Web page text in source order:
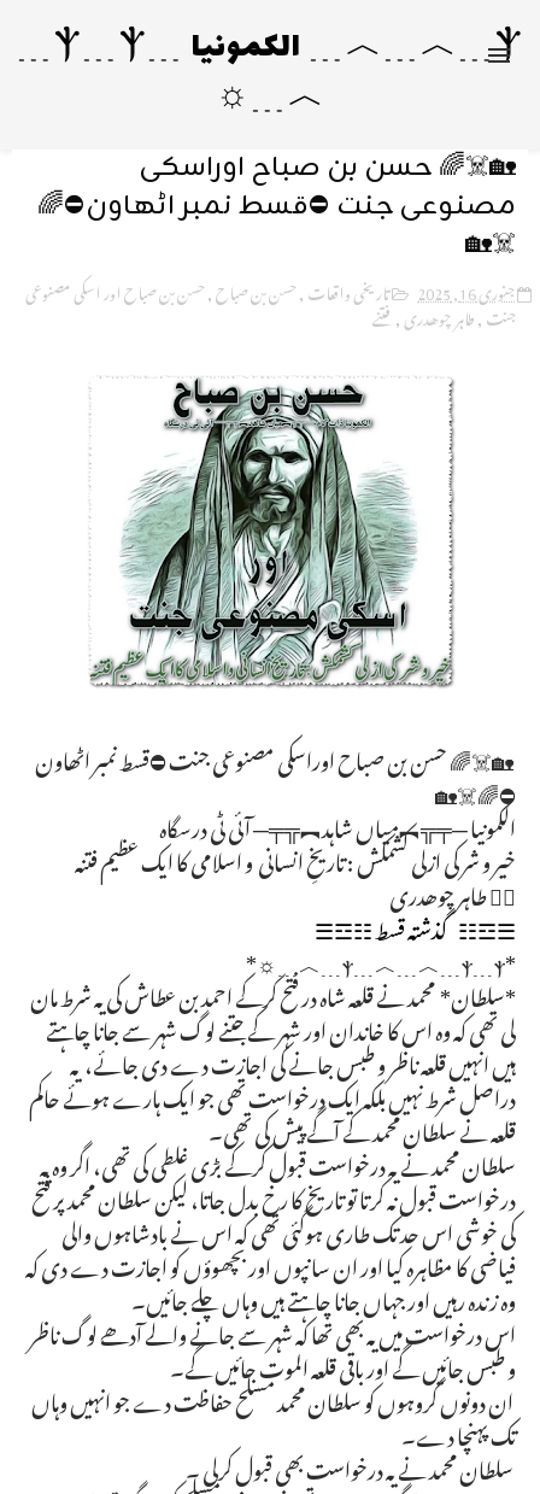
Ⲯ﹍︿﹍︿﹍ الکمونیا ﹍Ⲯ﹍Ⲯ﹍
︿﹍☼
🏡☠️🌈 حسن بن صباح اوراسکی
مصنوعی جنت ⛔قسط نمبر اٹھاون⛔🌈
☠️🏡
جنوری 16, 2025 تاریخی واقعات,حسن بن صباح,حسن بن صباح اور اسکی مصنوعی
جنت,طاہر چوھدری,فتنے
🏡☠️🌈 حسن بن صباح اوراسکی مصنوعی جنت ⛔قسط نمبر اٹھاون
⛔🌈☠️🏡
الکمونیا ─╤╦︻میاں شاہد︻╦╤─ آئی ٹی درسگاہ
خیر و شر کی ازلی کشمکش : تاریخِ انسانی و اسلامی کا ایک عظیم فتنہ
✍🏻 طاہر چوھدری
☰☲☷ گذشتہ قسط ☷☲☰
*ⲯ﹍︿﹍︿﹍ⲯ﹍ⲯ﹍︿﹍☼*
*سلطان* محمد نے قلعہ شاہ در فتح کرکے احمد بن عطاش کی یہ شرط مان
لی تھی کہ وہ اس کا خاندان اور شہر کے جتنے لوگ شہر سے جانا چاہتے
ہیں انہیں قلعہ ناظر و طبس جانے کی اجازت دے دی جائے، یہ
دراصل شرط نہیں بلکہ ایک درخواست تھی جو ایک ہارے ہوئے حاکم
قلعہ نے سلطان محمد کے آگے پیش کی تھی۔
سلطان محمد نے یہ درخواست قبول کرکے بڑی غلطی کی تھی، اگر وہ یہ
درخواست قبول نہ کرتا تو تاریخ کا رخ بدل جاتا، لیکن سلطان محمد پر فتح
کی خوشی اس حد تک طاری ہوگئی تھی کہ اس نے بادشاہوں والی
فیاضی کا مظاہرہ کیا اور ان سانپوں اور بچھوؤں کو اجازت دے دی کہ
وہ زندہ رہیں اور جہاں جانا چاہتے ہیں وہاں چلے جائیں۔
اس درخواست میں یہ بھی تھا کہ شہر سے جانے والے آدھے لوگ ناظر
و طبس جائیں گے اور باقی قلعہ الموت جائیں گے۔
ان دونوں گروہوں کو سلطان محمد مسلح حفاظت دے جو انہیں وہاں
تک پہنچا دے۔
سلطان محمد نے یہ درخواست بھی قبول کرلی ۔